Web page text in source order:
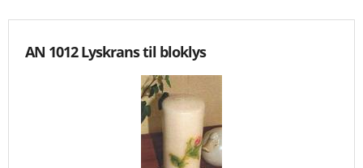
AN 1012 Lyskrans til bloklys